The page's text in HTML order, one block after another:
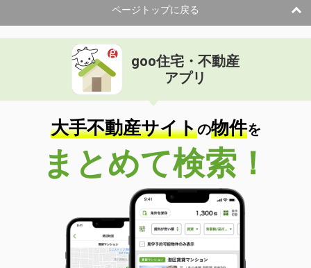
ページトップに戻る
goo住宅・不動産
アプリ
大手不動産サイトの物件を
まとめて検索！